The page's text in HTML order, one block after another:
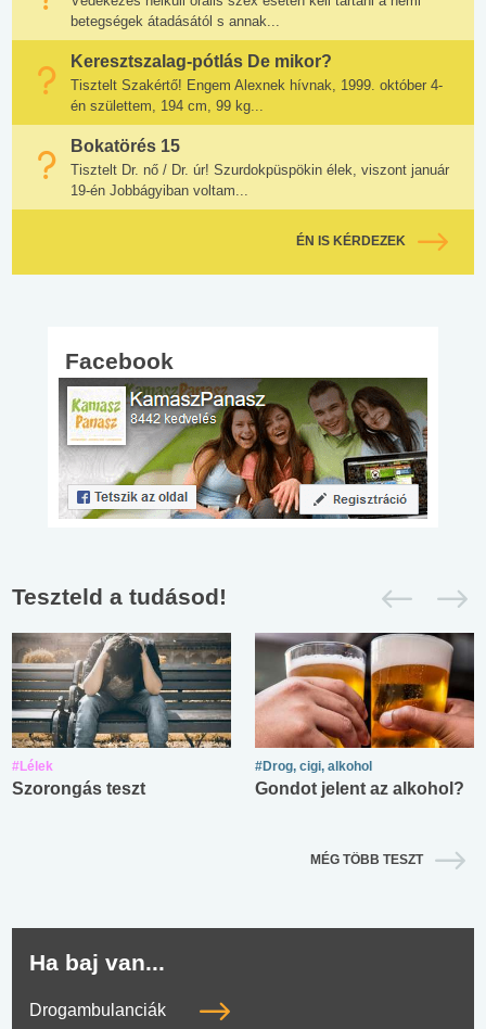
betegségek átadásától s annak...
Keresztszalag-pótlás De mikor?
Tisztelt Szakértő! Engem Alexnek hívnak, 1999. október 4-
én születtem, 194 cm, 99 kg...
Bokatörés 15
Tisztelt Dr. nő / Dr. úr! Szurdokpüspökin élek, viszont január
19-én Jobbágyiban voltam...
ÉN IS KÉRDEZEK
Facebook
Teszteld a tudásod!
#Lélek
Szorongás teszt
#Drog, cigi, alkohol
Gondot jelent az alkohol?
MÉG TÖBB TESZT
Ha baj van...
Drogambulanciák